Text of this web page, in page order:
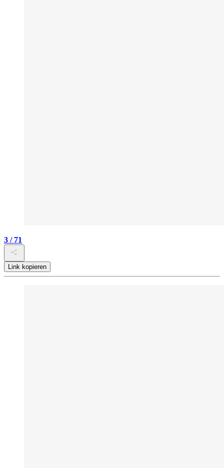
3 / 71
Link kopieren